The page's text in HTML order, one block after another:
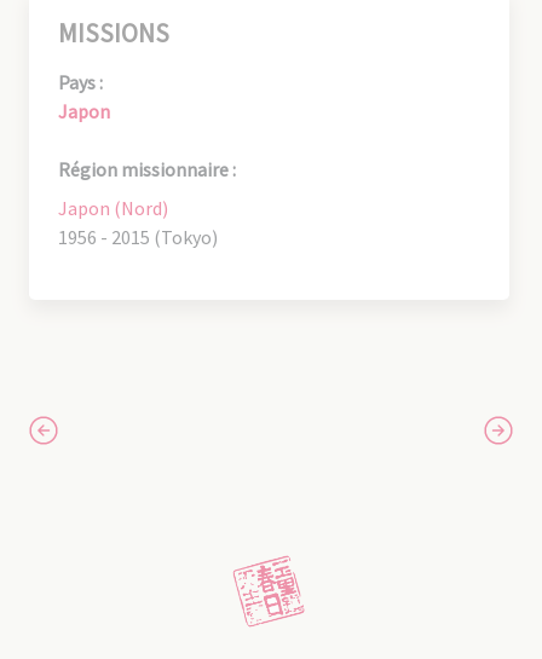
MISSIONS
Pays :
Japon
Région missionnaire :
Japon (Nord)
1956 - 2015 (Tokyo)